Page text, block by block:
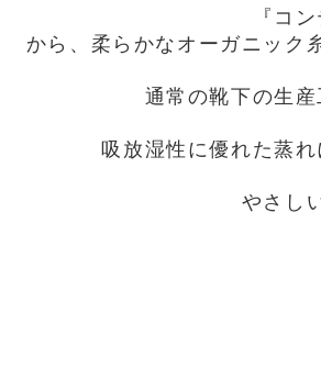
『コ
から、柔らかなオーガニック
通常の靴下の生
吸放湿性に優れた蒸
やさし